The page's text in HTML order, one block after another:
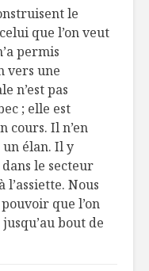
le
que l’on veut
permis
vers une
n’est pas
; elle est
cours. Il n’en
élan. Il y
le secteur
Nous
que l’on
bout de